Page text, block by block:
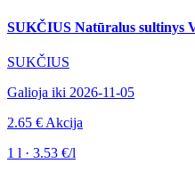
SUKČIUS Natūralus sultinys
SUKČIUS
Galioja iki 2026-11-05
2.65 € Akcija
1 l · 3.53 €/l